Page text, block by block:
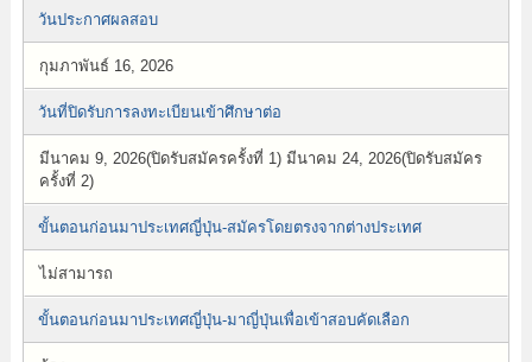
วันประกาศผลสอบ
กุมภาพันธ์ 16, 2026
วันที่ปิดรับการลงทะเบียนเข้าศึกษาต่อ
มีนาคม 9, 2026(ปิดรับสมัครครั้งที่ 1) มีนาคม 24, 2026(ปิดรับสมัคร
ครั้งที่ 2)
ขั้นตอนก่อนมาประเทศญี่ปุ่น-สมัครโดยตรงจากต่างประเทศ
ไม่สามารถ
ขั้นตอนก่อนมาประเทศญี่ปุ่น-มาญี่ปุ่นเพื่อเข้าสอบคัดเลือก